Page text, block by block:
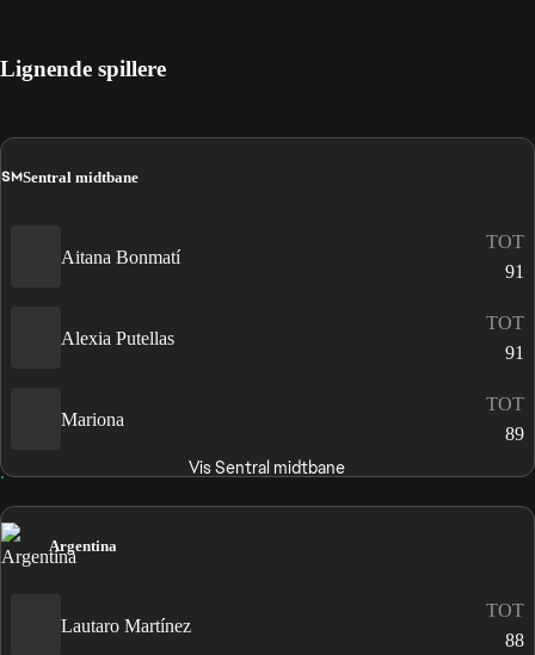
Lignende spillere
SMSentral midtbane
Aitana Bonmatí
TOT
91
Alexia Putellas
TOT
91
Mariona
TOT
89
Vis Sentral midtbane
Argentina
Lautaro Martínez
TOT
88